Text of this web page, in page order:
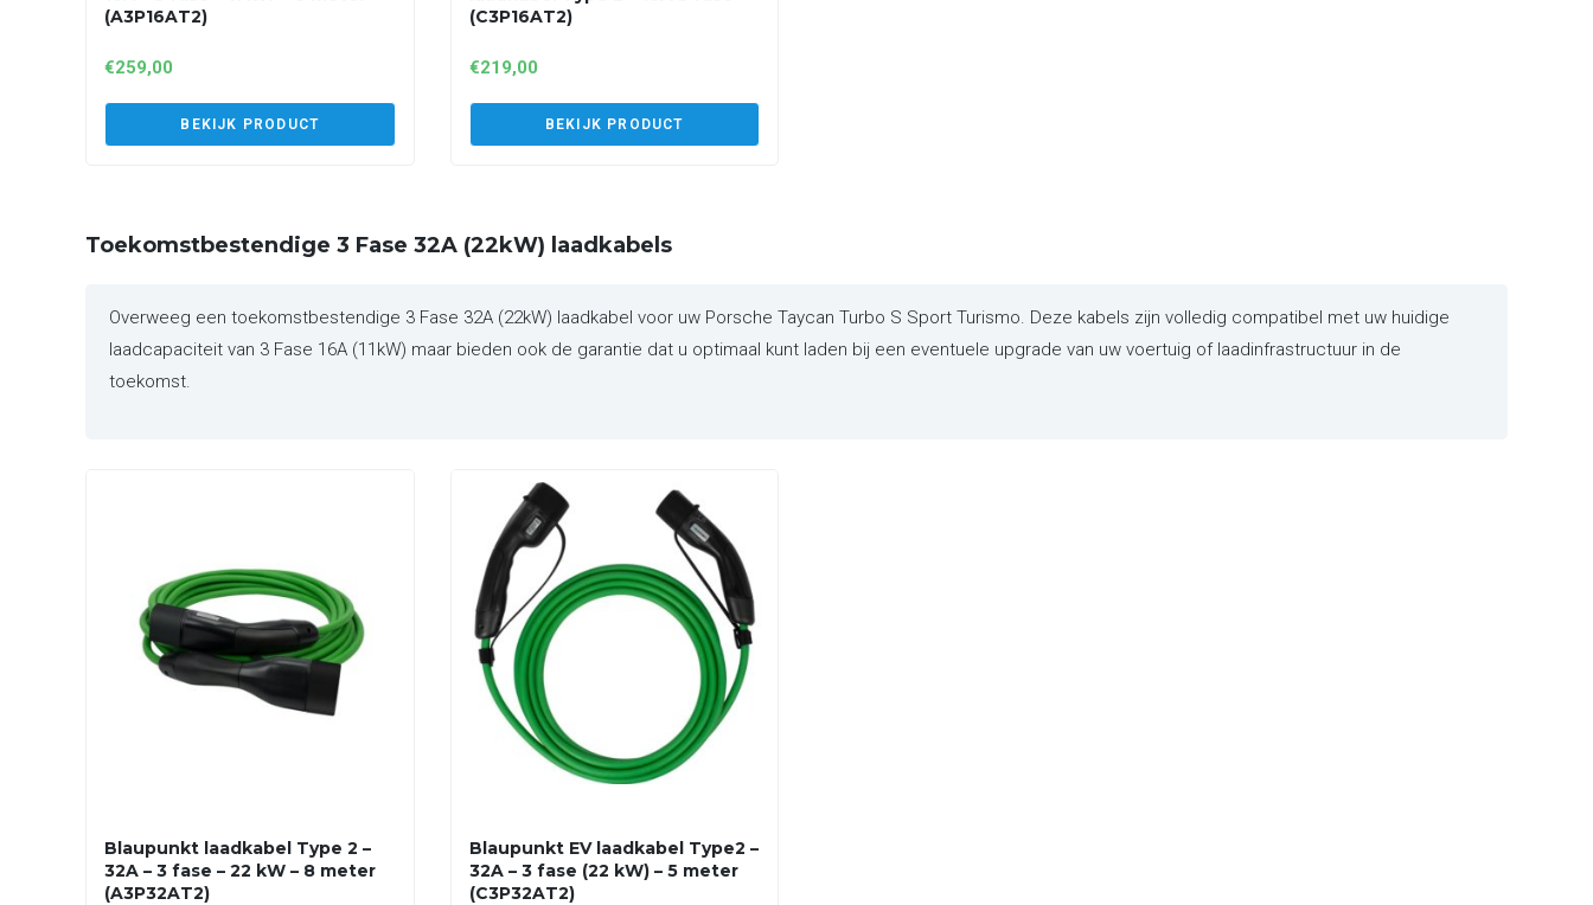
(A3P16AT2)
€259,00
BEKIJK PRODUCT
(C3P16AT2)
€219,00
BEKIJK PRODUCT
Toekomstbestendige 3 Fase 32A (22kW) laadkabels
Overweeg een toekomstbestendige 3 Fase 32A (22kW) laadkabel voor uw Porsche Taycan Turbo S Sport Turismo. Deze kabels zijn volledig compatibel met uw huidige
laadcapaciteit van 3 Fase 16A (11kW) maar bieden ook de garantie dat u optimaal kunt laden bij een eventuele upgrade van uw voertuig of laadinfrastructuur in de
toekomst.
Blaupunkt laadkabel Type 2 –
32A – 3 fase – 22 kW – 8 meter
(A3P32AT2)
Blaupunkt EV laadkabel Type2 –
32A – 3 fase (22 kW) – 5 meter
(C3P32AT2)